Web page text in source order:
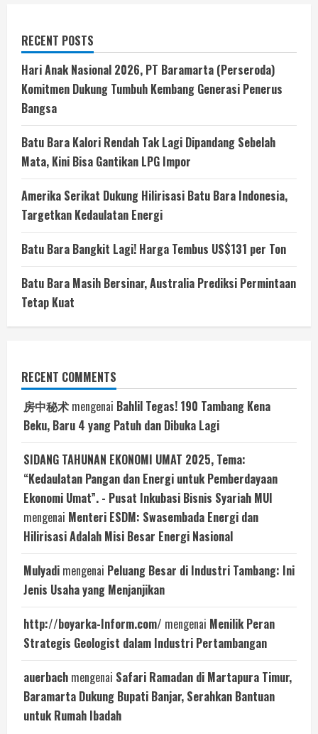
RECENT POSTS
Hari Anak Nasional 2026, PT Baramarta (Perseroda)
Komitmen Dukung Tumbuh Kembang Generasi Penerus
Bangsa
Batu Bara Kalori Rendah Tak Lagi Dipandang Sebelah
Mata, Kini Bisa Gantikan LPG Impor
Amerika Serikat Dukung Hilirisasi Batu Bara Indonesia,
Targetkan Kedaulatan Energi
Batu Bara Bangkit Lagi! Harga Tembus US$131 per Ton
Batu Bara Masih Bersinar, Australia Prediksi Permintaan
Tetap Kuat
RECENT COMMENTS
房中秘术 mengenai Bahlil Tegas! 190 Tambang Kena
Beku, Baru 4 yang Patuh dan Dibuka Lagi
SIDANG TAHUNAN EKONOMI UMAT 2025, Tema:
“Kedaulatan Pangan dan Energi untuk Pemberdayaan
Ekonomi Umat”. - Pusat Inkubasi Bisnis Syariah MUI
mengenai Menteri ESDM: Swasembada Energi dan
Hilirisasi Adalah Misi Besar Energi Nasional
Mulyadi mengenai Peluang Besar di Industri Tambang: Ini
Jenis Usaha yang Menjanjikan
http://boyarka-Inform.com/ mengenai Menilik Peran
Strategis Geologist dalam Industri Pertambangan
auerbach mengenai Safari Ramadan di Martapura Timur,
Baramarta Dukung Bupati Banjar, Serahkan Bantuan
untuk Rumah Ibadah